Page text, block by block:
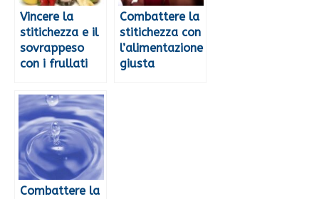
Vincere la
stitichezza e il
sovrappeso
con i frullati
Combattere la
stitichezza con
l’alimentazione
giusta
Combattere la